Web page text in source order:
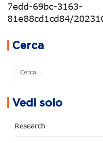
7edd-69bc-3163-
81e88cd1cd84/
Cerca
Cerca
Vedi solo
Research